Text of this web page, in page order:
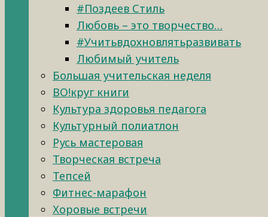
#Поздеев Стиль
Любовь – это творчество…
#Учитьвдохновлятьразвивать
Любимый учитель
Большая учительская неделя
ВО!круг книги
Культура здоровья педагога
Культурный полиатлон
Русь мастеровая
Творческая встреча
Тепсей
Фитнес-марафон
Хоровые встречи